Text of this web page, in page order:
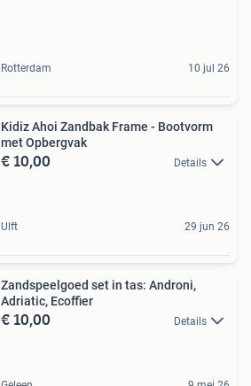
Rotterdam 10 jul 26
Kidiz Ahoi Zandbak Frame - Bootvorm
met Opbergvak
€ 10,00 Details
Ulft 29 jun 26
Zandspeelgoed set in tas: Androni,
Adriatic, Ecoffier
€ 10,00 Details